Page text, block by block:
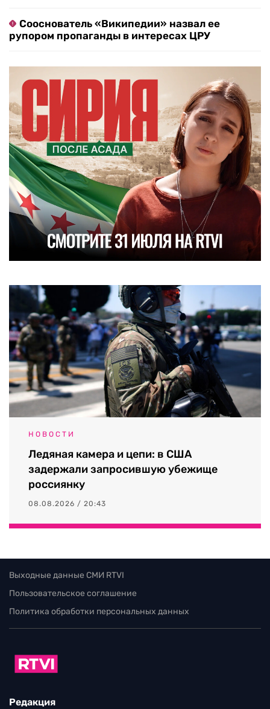
Сооснователь «Википедии» назвал ее
рупором пропаганды в интересах ЦРУ
НОВОСТИ
Ледяная камера и цепи: в США
задержали запросившую убежище
россиянку
08.08.2026 / 20:43
Выходные данные СМИ RTVI
Пользовательское соглашение
Политика обработки персональных данных
Редакция